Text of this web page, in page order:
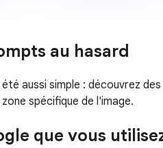
au hasard
aussi simple : découvrez
spécifique de l'image.
que vous